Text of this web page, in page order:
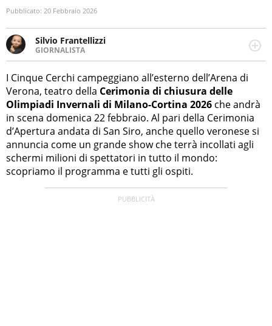
Pubblicato: 20 Febbraio 2026
Silvio Frantellizzi
GIORNALISTA
Giornalista pubblicista. Da oltre dieci anni si occupa di
informazione sul web, scrivendo di sport, attualità,
cronaca, motori, spettacolo e videogame.
I Cinque Cerchi campeggiano all’esterno dell’Arena di
Verona, teatro della Cerimonia di chiusura delle
Olimpiadi Invernali di Milano-Cortina 2026 che andrà
in scena domenica 22 febbraio. Al pari della Cerimonia
d’Apertura andata di San Siro, anche quello veronese si
annuncia come un grande show che terrà incollati agli
schermi milioni di spettatori in tutto il mondo:
scopriamo il programma e tutti gli ospiti.